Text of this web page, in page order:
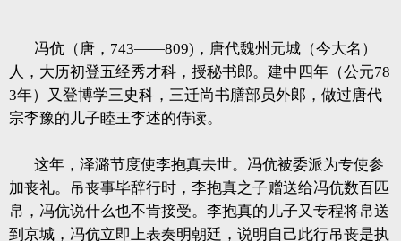
冯伉（唐，743——809)，唐代魏州元城（今大名）
人，大历初登五经秀才科，授秘书郎。建中四年（公元78
3年）又登博学三史科，三迁尚书膳部员外郎，做过唐代
宗李豫的儿子睦王李述的侍读。
这年，泽潞节度使李抱真去世。冯伉被委派为专使参
加丧礼。吊丧事毕辞行时，李抱真之子赠送给冯伉数百匹
帛，冯伉说什么也不肯接受。李抱真的儿子又专程将帛送
到京城，冯伉立即上表奏明朝廷，说明自己此行吊丧是执